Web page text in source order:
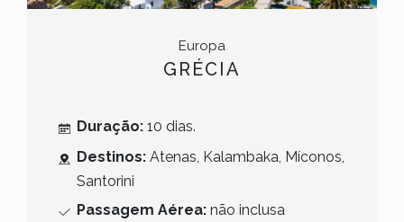
Europa
GRÉCIA
Duração:10 dias.
Destinos: Atenas, Kalambaka, Míconos,
Santorini
Passagem Aérea:não inclusa